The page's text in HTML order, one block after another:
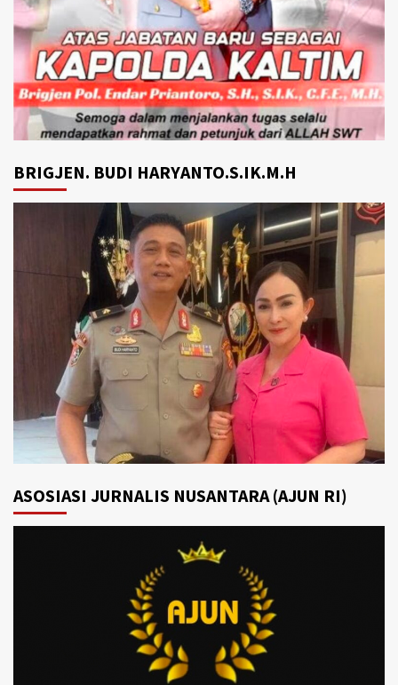
BRIGJEN. BUDI HARYANTO.S.IK.M.H
ASOSIASI JURNALIS NUSANTARA (AJUN RI)